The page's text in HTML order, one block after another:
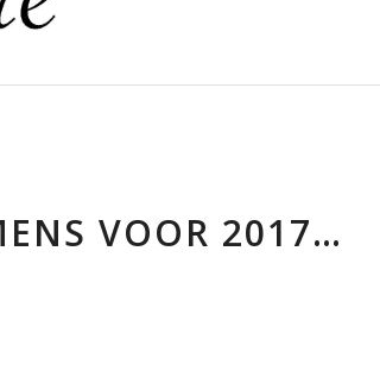
VOOR 2017…